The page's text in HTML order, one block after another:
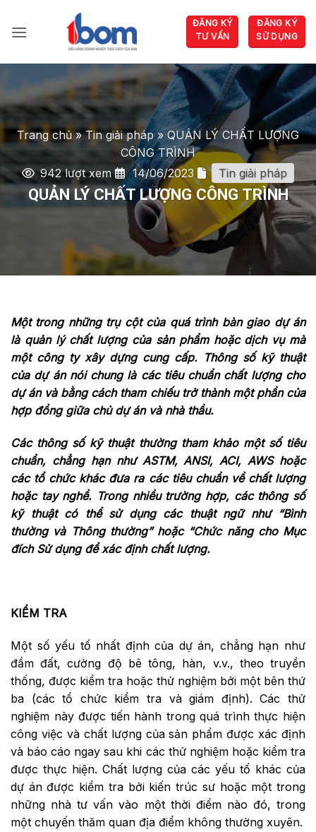
qua
dung
ĐĂNG KÝ
TƯ VẤN
ĐĂNG KÝ
SỬ DỤNG
Trang chủ»Tin giải pháp»QUẢN LÝ CHẤT LƯỢNG
CÔNG TRÌNH
942 lượt xem
14/06/2023 Tin giải pháp
QUẢN LÝ CHẤT LƯỢNG CÔNG TRÌNH
Một trong những trụ cột của quá trình bàn giao dự án
là quản lý chất lượng của sản phẩm hoặc dịch vụ mà
một công ty xây dựng cung cấp. Thông số kỹ thuật
của dự án nói chung là các tiêu chuẩn chất lượng cho
dự án và bằng cách tham chiếu trở thành một phần của
hợp đồng giữa chủ dự án và nhà thầu.
Các thông số kỹ thuật thường tham khảo một số tiêu
chuẩn, chẳng hạn như ASTM, ANSI, ACI, AWS hoặc
các tổ chức khác đưa ra các tiêu chuẩn về chất lượng
hoặc tay nghề. Trong nhiều trường hợp, các thông số
kỹ thuật có thể sử dụng các thuật ngữ như “Bình
thường và Thông thường” hoặc “Chức năng cho Mục
đích Sử dụng để xác định chất lượng.
KIỂM TRA
Một số yếu tố nhất định của dự án, chẳng hạn như
đầm đất, cường độ bê tông, hàn, v.v., theo truyền
thống, được kiểm tra hoặc thử nghiệm bởi một bên thứ
ba (các tổ chức kiểm tra và giám định). Các thử
nghiệm này được tiến hành trong quá trình thực hiện
công việc và chất lượng của sản phẩm được xác định
và báo cáo ngay sau khi các thử nghiệm hoặc kiểm tra
được thực hiện. Chất lượng của các yếu tố khác của
dự án được kiểm tra bởi kiến ​​trúc sư hoặc một trong
những nhà tư vấn vào một thời điểm nào đó, trong
một chuyến thăm quan địa điểm không thường xuyên.